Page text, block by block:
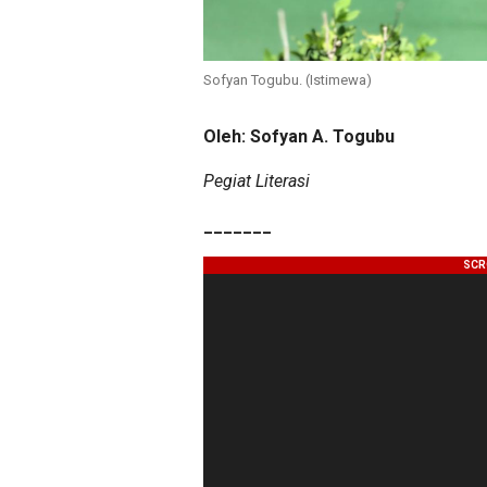
Sofyan Togubu. (Istimewa)
Oleh: Sofyan A. Togubu
Pegiat Literasi